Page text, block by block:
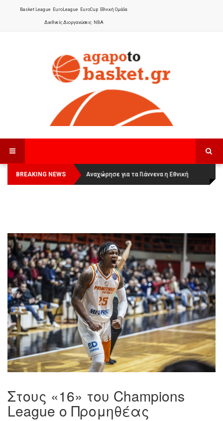
Basket League EuroLeague EuroCup Εθνική Ομάδα
Διεθνείς Διοργανώσεις NBA
BREAKING NEWS
Οι Πάνθηρες Καβάλας στην Women
Basketball League 1
Αναχώρησε για τα Γιάννενα η Εθνική
Γυναικών:
Στους «16» του Champions
League ο Προμηθέας